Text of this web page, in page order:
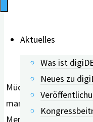
Aktuelles
Was ist
Neues zu
Müdigkeit, Stress,
mangelnder
Menschen mit